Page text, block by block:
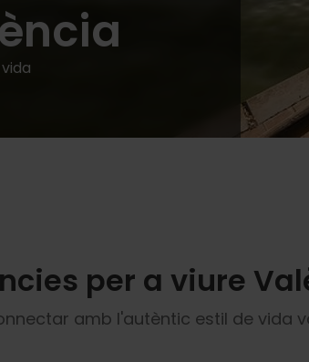
per a viure
amb l'autèntic estil de vida